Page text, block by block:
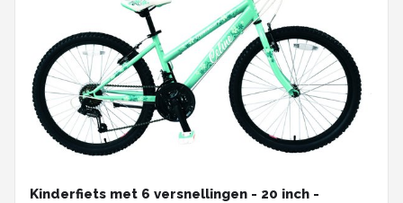
Kinderfiets met 6 versnellingen - 20 inch -